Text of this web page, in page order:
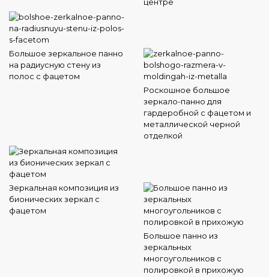
Большое зеркальное панно
на радиусную стену из
полос с фацетом
Роскошное большое
зеркало-панно для
гардеробной с фацетом и
металлической черной
отделкой
Зеркальная композиция из
бионических зеркал с
фацетом
Большое панно из
зеркальных
многоугольников с
полировкой в прихожую